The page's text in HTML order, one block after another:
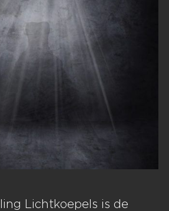
Lichtkoepels is de